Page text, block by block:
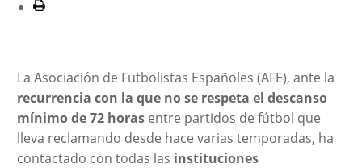
La Asociación de Futbolistas Españoles (AFE), ante la
recurrencia con la que no se respeta el descanso
mínimo de 72 horasentre partidos de fútbol que
lleva reclamando desde hace varias temporadas, ha
contactado con todas las instituciones